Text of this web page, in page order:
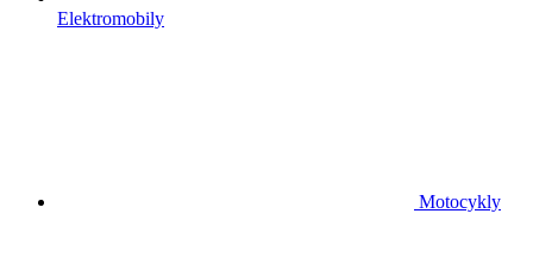
Elektromobily
Motocykly